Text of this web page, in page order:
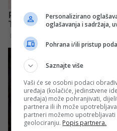
Personalizirano
oglašavanja i sadržaja,
Pohrana i/ili pristup
Saznajte više
Vaši će se osobni podaci
uređaja (kolačiće, jedinstvene
uređaja) može pohranjivati,
partnera ili ih može
partneri možemo
geolociranju. Popis partnera.